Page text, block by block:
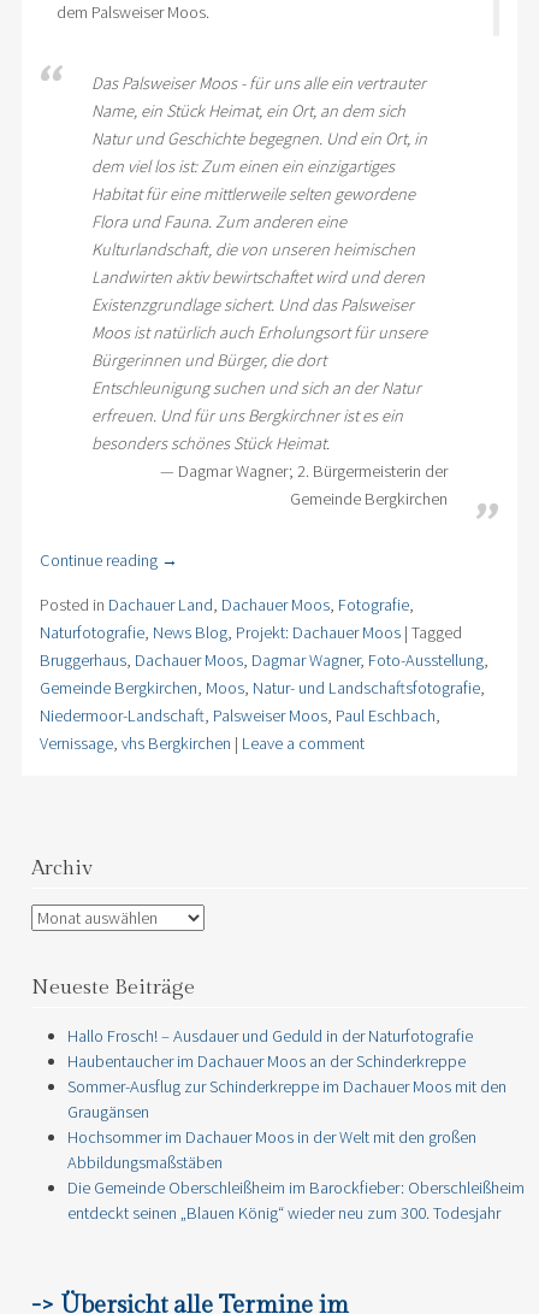
dem Palsweiser Moos.
Das Palsweiser Moos - für uns alle ein vertrauter
Name, ein Stück Heimat, ein Ort, an dem sich
Natur und Geschichte begegnen. Und ein Ort, in
dem viel los ist: Zum einen ein einzigartiges
Habitat für eine mittlerweile selten gewordene
Flora und Fauna. Zum anderen eine
Kulturlandschaft, die von unseren heimischen
Landwirten aktiv bewirtschaftet wird und deren
Existenzgrundlage sichert. Und das Palsweiser
Moos ist natürlich auch Erholungsort für unsere
Bürgerinnen und Bürger, die dort
Entschleunigung suchen und sich an der Natur
erfreuen. Und für uns Bergkirchner ist es ein
besonders schönes Stück Heimat.
Dagmar Wagner; 2. Bürgermeisterin der
Gemeinde Bergkirchen
Continue reading →
Posted in Dachauer Land, Dachauer Moos, Fotografie,
Naturfotografie, News Blog, Projekt: Dachauer Moos | Tagged
Bruggerhaus, Dachauer Moos, Dagmar Wagner, Foto-Ausstellung,
Gemeinde Bergkirchen, Moos, Natur- und Landschaftsfotografie,
Niedermoor-Landschaft, Palsweiser Moos, Paul Eschbach,
Vernissage, vhs Bergkirchen | Leave a comment
Archiv
Archiv
Neueste Beiträge
Hallo Frosch! – Ausdauer und Geduld in der Naturfotografie
Haubentaucher im Dachauer Moos an der Schinderkreppe
Sommer-Ausflug zur Schinderkreppe im Dachauer Moos mit den
Graugänsen
Hochsommer im Dachauer Moos in der Welt mit den großen
Abbildungsmaßstäben
Die Gemeinde Oberschleißheim im Barockfieber: Oberschleißheim
entdeckt seinen „Blauen König“ wieder neu zum 300. Todesjahr
-> Übersicht alle Termine im